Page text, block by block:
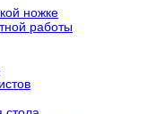
ножке
работы